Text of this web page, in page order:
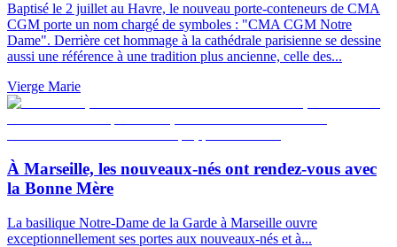
Baptisé le 2 juillet au Havre, le nouveau porte-conteneurs de CMA
CGM porte un nom chargé de symboles : "CMA CGM Notre
Dame". Derrière cet hommage à la cathédrale parisienne se dessine
aussi une référence à une tradition plus ancienne, celle des...
Vierge Marie
À Marseille, les nouveaux-nés ont rendez-vous avec
la Bonne Mère
La basilique Notre-Dame de la Garde à Marseille ouvre
exceptionnellement ses portes aux nouveaux-nés et à...